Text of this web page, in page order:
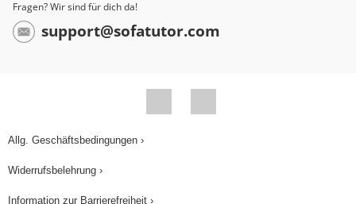
Fragen? Wir sind für dich da!
support@sofatutor.com
Allg. Geschäftsbedingungen ›
Widerrufsbelehrung ›
Information zur Barrierefreiheit ›